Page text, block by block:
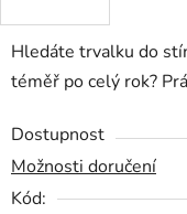
Hledáte trvalku do
téměř po celý rok?
Dostupnost
Možnosti doručení
Kód: